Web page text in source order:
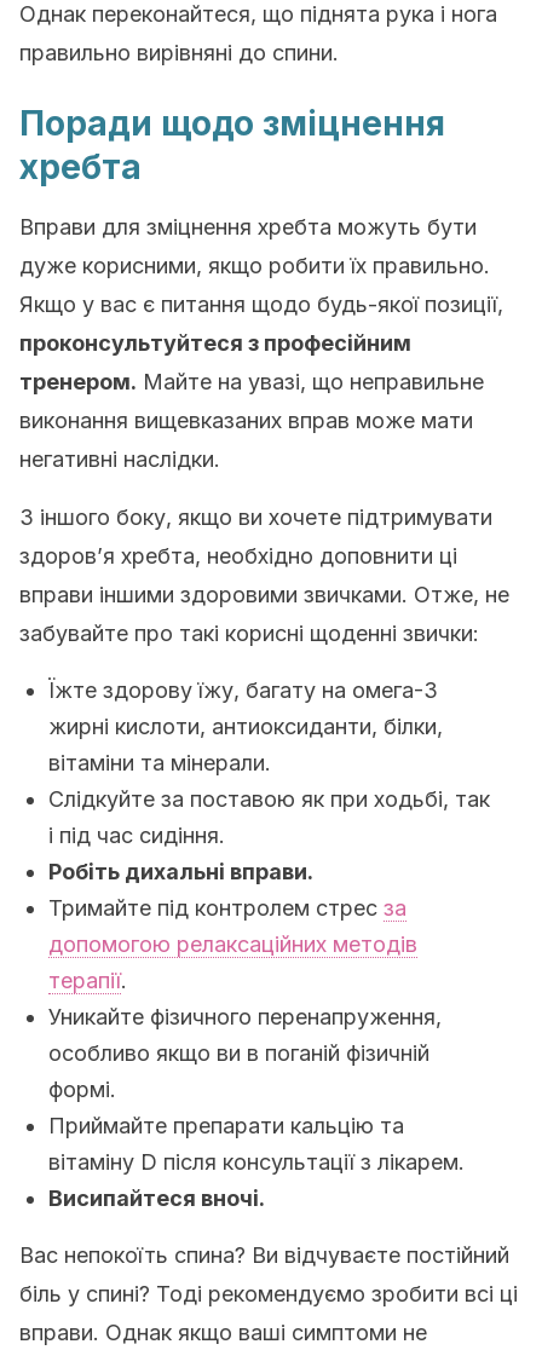
Однак переконайтеся, що піднята рука і нога
правильно вирівняні до спини.
Поради щодо зміцнення
хребта
Вправи для зміцнення хребта можуть бути
дуже корисними, якщо робити їх правильно.
Якщо у вас є питання щодо будь-якої позиції,
проконсультуйтеся з професійним
тренером. Майте на увазі, що неправильне
виконання вищевказаних вправ може мати
негативні наслідки.
З іншого боку, якщо ви хочете підтримувати
здоров’я хребта, необхідно доповнити ці
вправи іншими здоровими звичками. Отже, не
забувайте про такі корисні щоденні звички:
Їжте здорову їжу, багату на омега-3
жирні кислоти, антиоксиданти, білки,
вітаміни та мінерали.
Слідкуйте за поставою як при ходьбі, так
і під час сидіння.
Робіть дихальні вправи.
Тримайте під контролем стрес за
допомогою релаксаційних методів
терапії.
Уникайте фізичного перенапруження,
особливо якщо ви в поганій фізичній
формі.
Приймайте препарати кальцію та
вітаміну D після консультації з лікарем.
Висипайтеся вночі.
Вас непокоїть спина? Ви відчуваєте постійний
біль у спині? Тоді рекомендуємо зробити всі ці
вправи. Однак якщо ваші симптоми не